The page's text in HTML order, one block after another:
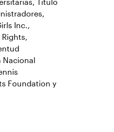
Título
Inc.,
Foundation y